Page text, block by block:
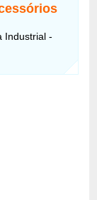
Industrial -